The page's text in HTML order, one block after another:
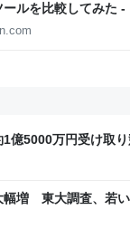
ルを比較してみた
億5000万円受け取
幅増 東大調査、若